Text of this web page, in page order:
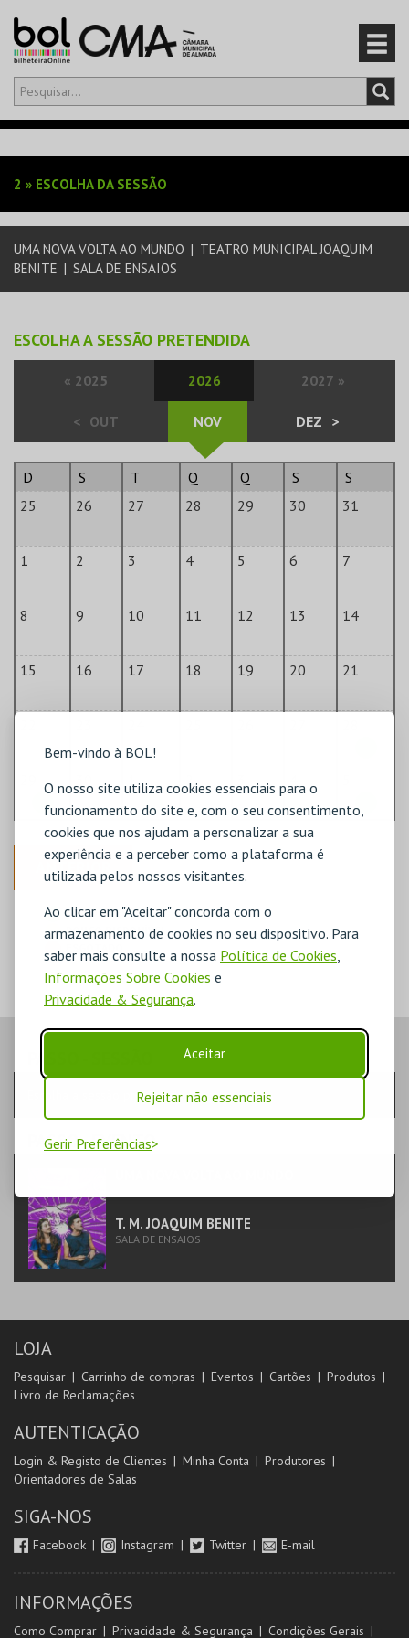
Bem-vindo à BOL!
O nosso site utiliza cookies essenciais para o
funcionamento do site e, com o seu consentimento,
cookies que nos ajudam a personalizar a sua
experiência e a perceber como a plataforma é
utilizada pelos nossos visitantes.
Ao clicar em "Aceitar" concorda com o
armazenamento de cookies no seu dispositivo. Para
saber mais consulte a nossa Política de Cookies,
Informações Sobre Cookies e
Privacidade & Segurança.
Aceitar
Rejeitar não essenciais
Gerir Preferências
Olá,iniciar sessão
EVENTOS
CARTÕES
2 » ESCOLHA DA SESSÃO
UMA NOVA VOLTA AO MUNDO | TEATRO MUNICIPAL JOAQUIM
BENITE | SALA DE ENSAIOS
ESCOLHA A SESSÃO PRETENDIDA
« 2025 2026 2027 »
< OUT NOV DEZ >
D S T Q Q S
S
25
26 27 28 29 30 31
1 2 3 4 5 6 7
8 9 10 11 12 13 14
15 16 17 18 19 20 21
1 2
ANTERIOR
DISPONÍVEL
POUCO DISPONÍVEL
ESGOTADO
Escolha a sessão pretendida
PASSO- EVENTO
T. M. JOAQUIM BENITE
SALA DE ENSAIOS
LOJA
Pesquisar Carrinho de compras Eventos Cartões
Produtos
Livro de Reclamações
AUTENTICAÇÃO
Login & Registo de Clientes Minha Conta
Produtores
Orientadores de Salas
SIGA-NOS
Facebook Instagram Twitter E-mail
INFORMAÇÕES
Como Comprar Privacidade & Segurança Condições Gerais